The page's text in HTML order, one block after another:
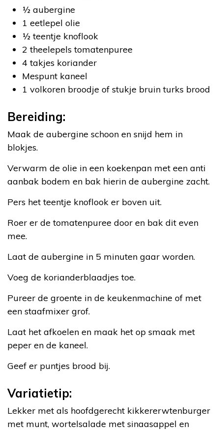
½ aubergine
1 eetlepel olie
½ teentje knoflook
2 theelepels tomatenpuree
4 takjes koriander
Mespunt kaneel
1 volkoren broodje of stukje bruin turks brood
Bereiding:
Maak de aubergine schoon en snijd hem in
blokjes.
Verwarm de olie in een koekenpan met een anti
aanbak bodem en bak hierin de aubergine zacht.
Pers het teentje knoflook er boven uit.
Roer er de tomatenpuree door en bak dit even
mee.
Laat de aubergine in 5 minuten gaar worden.
Voeg de korianderblaadjes toe.
Pureer de groente in de keukenmachine of met
een staafmixer grof.
Laat het afkoelen en maak het op smaak met
peper en de kaneel.
Geef er puntjes brood bij.
Variatietip:
Lekker met als hoofdgerecht kikkererwtenburger
met munt, wortelsalade met sinaasappel en